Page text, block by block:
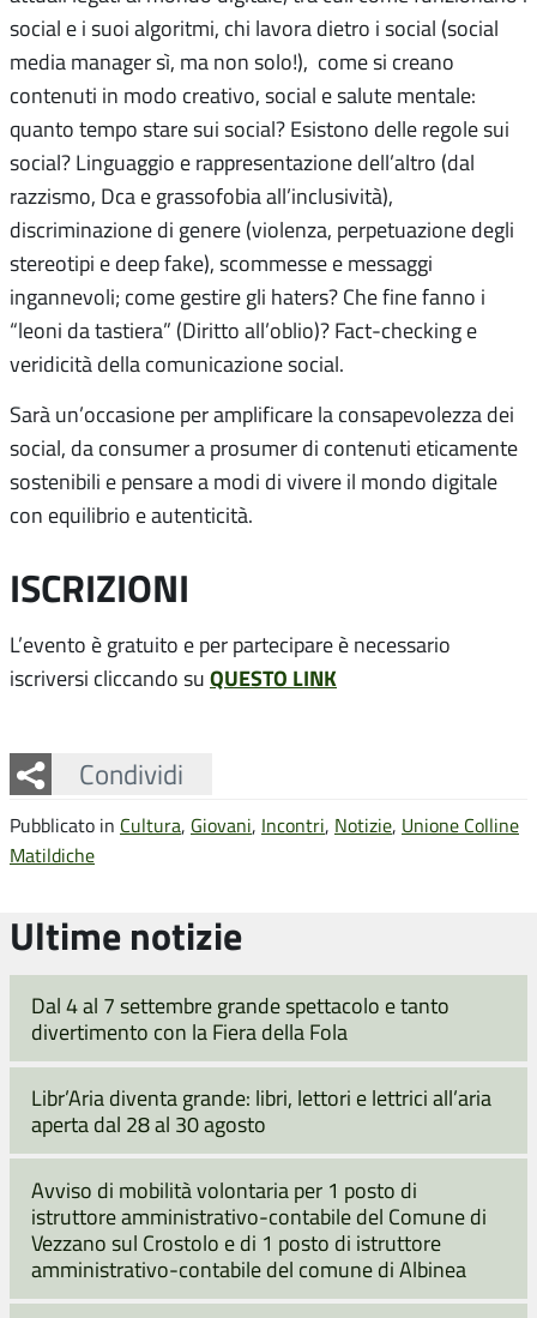
social e i suoi algoritmi, chi lavora dietro i social (social
media manager sì, ma non solo!), come si creano
contenuti in modo creativo, social e salute mentale:
quanto tempo stare sui social? Esistono delle regole sui
social? Linguaggio e rappresentazione dell’altro (dal
razzismo, Dca e grassofobia all’inclusività),
discriminazione di genere (violenza, perpetuazione degli
stereotipi e deep fake), scommesse e messaggi
ingannevoli; come gestire gli haters? Che fine fanno i
“leoni da tastiera” (Diritto all’oblio)? Fact-checking e
veridicità della comunicazione social.
Sarà un’occasione per amplificare la consapevolezza dei
social, da consumer a prosumer di contenuti eticamente
sostenibili e pensare a modi di vivere il mondo digitale
con equilibrio e autenticità.
ISCRIZIONI
L’evento è gratuito e per partecipare è necessario
iscriversi cliccando su QUESTO LINK
Condividi
Facebook
Twitter
Whatsapp
Pubblicato in Cultura, Giovani, Incontri, Notizie, Unione Colline
Matildiche
Ultime notizie
Dal 4 al 7 settembre grande spettacolo e tanto
divertimento con la Fiera della Fola
Libr’Aria diventa grande: libri, lettori e lettrici all’aria
aperta dal 28 al 30 agosto
Avviso di mobilità volontaria per 1 posto di
istruttore amministrativo-contabile del Comune di
Vezzano sul Crostolo e di 1 posto di istruttore
amministrativo-contabile del comune di Albinea